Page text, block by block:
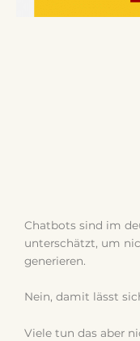
Chatbots sind im
unterschätzt, um
generieren.
Nein, damit lässt
Viele tun das aber